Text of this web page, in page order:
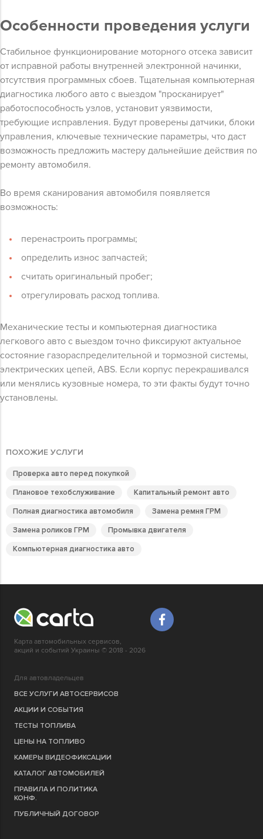
Особенности проведения услуги
Стабильное функционирование моторного отсека зависит
от исправной работы внутренней электронной начинки,
отсутствия программных сбоев. Тщательная компьютерная
диагностика любого авто с выездом "просканирует"
работоспособность узлов, установит уязвимости,
требующие исправления. Будут проверены датчики, блоки
управления, ключевые технические параметры, что даст
возможность предложить мастеру дальнейшие действия по
ремонту автомобиля.
Во время сканирования автомобиля появляется
возможность:
перенастроить программы;
определить износ запчастей;
считать оригинальный пробег;
отрегулировать расход топлива.
Механические тесты и компьютерная диагностика
легкового авто с выездом точно фиксируют актуальное
состояние газораспределительной и тормозной системы,
электрических цепей, ABS. Если корпус перекрашивался
или менялись кузовные номера, то эти факты будут точно
установлены.
ПОХОЖИЕ УСЛУГИ
Проверка авто перед покупкой
Плановое техобслуживание
Капитальный ремонт авто
Полная диагностика автомобиля
Замена ремня ГРМ
Замена роликов ГРМ
Промывка двигателя
Компьютерная диагностика авто
Карта автомобильных сервисов,
акций и событий Украины © 2018 - 2026
Для автовладельцев
ВСЕ УСЛУГИ АВТОСЕРВИСОВ
АКЦИИ И СОБЫТИЯ
ТЕСТЫ ТОПЛИВА
ЦЕНЫ НА ТОПЛИВО
КАМЕРЫ ВИДЕОФИКСАЦИИ
КАТАЛОГ АВТОМОБИЛЕЙ
ПРАВИЛА И ПОЛИТИКА
КОНФ.
ПУБЛИЧНЫЙ ДОГОВОР